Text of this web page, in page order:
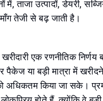
में, ताजा उत्पादों, डेयरी,
तेजी से बढ़ जाती है।
एक रणनीतिक निर्णय
पैकेज या बड़ी मात्रा में
अधिकतम किया जा सके।